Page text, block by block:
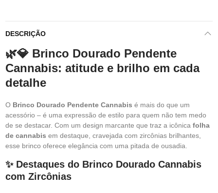
DESCRIÇÃO
🌿💎 Brinco Dourado Pendente
Cannabis: atitude e brilho em cada
detalhe
O Brinco Dourado Pendente Cannabis é mais do que um
acessório – é uma expressão de estilo para quem não tem medo
de se destacar. Com um design marcante que traz a icônica folha
de cannabis em destaque, cravejada com zircônias brilhantes,
esse brinco oferece elegância com uma pitada de ousadia.
✨ Destaques do Brinco Dourado Cannabis
com Zircônias